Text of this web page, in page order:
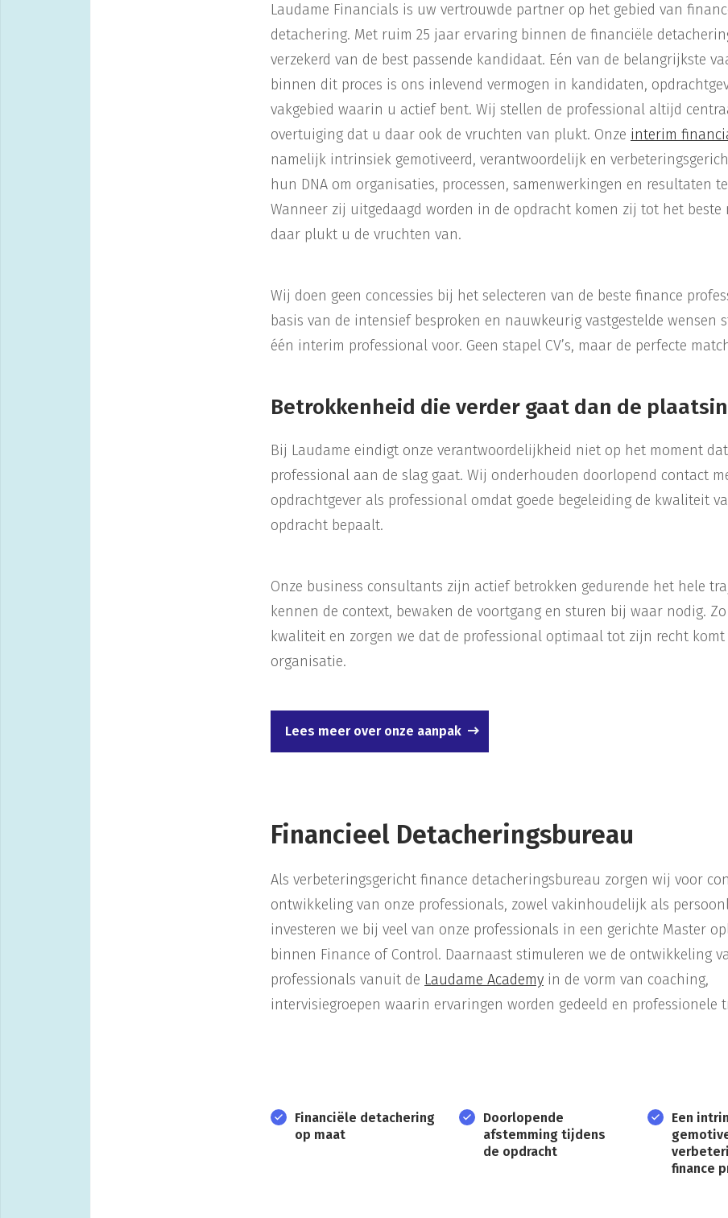
Laudame Financials is uw vertrouwde partner op het gebied van
detachering. Met ruim 25 jaar ervaring binnen de financiële
verzekerd van de best passende kandidaat. Eén van de belangrijkste
binnen dit proces is ons inlevend vermogen in kandidaten,
vakgebied waarin u actief bent. Wij stellen de professional altijd
overtuiging dat u daar ook de vruchten van plukt. Onze interim
namelijk intrinsiek gemotiveerd, verantwoordelijk en
hun DNA om organisaties, processen, samenwerkingen en resultaten
Wanneer zij uitgedaagd worden in de opdracht komen zij tot het beste
daar plukt u de vruchten van.
Wij doen geen concessies bij het selecteren van de beste finance
basis van de intensief besproken en nauwkeurig vastgestelde wensen
één interim professional voor. Geen stapel CV’s, maar de perfecte
Betrokkenheid die verder gaat dan de
Bij Laudame eindigt onze verantwoordelijkheid niet op het moment
professional aan de slag gaat. Wij onderhouden doorlopend contact
opdrachtgever als professional omdat goede begeleiding de kwaliteit
opdracht bepaalt.
Onze business consultants zijn actief betrokken gedurende het hele
kennen de context, bewaken de voortgang en sturen bij waar nodig.
kwaliteit en zorgen we dat de professional optimaal tot zijn recht
organisatie.
Lees meer over onze aanpak
Financieel Detacheringsbureau
Als verbeteringsgericht finance detacheringsbureau zorgen wij voor
ontwikkeling van onze professionals, zowel vakinhoudelijk als
investeren we bij veel van onze professionals in een gerichte Master
binnen Finance of Control. Daarnaast stimuleren we de ontwikkeling
professionals vanuit de Laudame Academyin de vorm van coaching,
intervisiegroepen waarin ervaringen worden gedeeld en professionele
Financiële detachering
op maat
Doorlopende
afstemming tijdens
de opdracht
Een
finance